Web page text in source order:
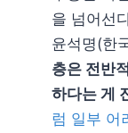
을 넘어선
윤석명(한
층은 전반
하다는 게
럼 일부 어